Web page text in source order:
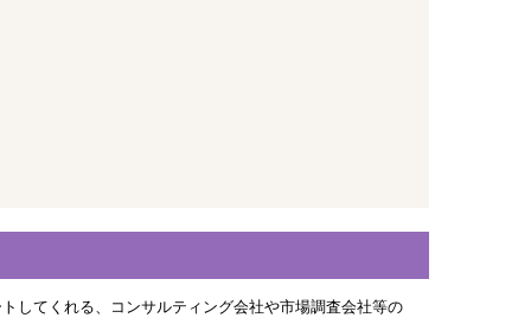
してくれる、コンサルティング会社や市場調査会社等の